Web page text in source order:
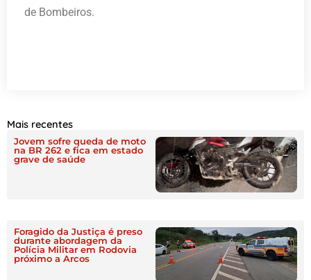
de Bombeiros.
Mais recentes
Jovem sofre queda de moto
na BR 262 e fica em estado
grave de saúde
Foragido da Justiça é preso
durante abordagem da
Polícia Militar em Rodovia
próximo a Arcos